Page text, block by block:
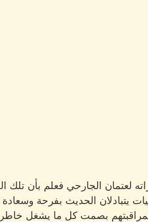
لعتمان الجارحي فعلم بأن تلك
يتبادلان الحديث بفرحة وسعادة
بمراقبتهم بصمت كل ما يشغل